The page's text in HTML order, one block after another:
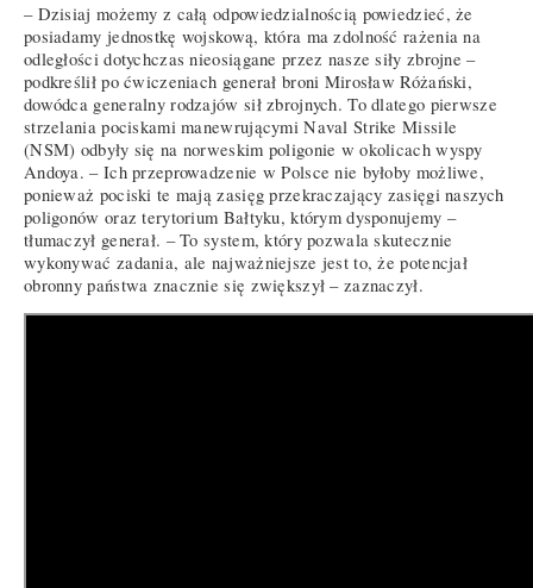
– Dzisiaj możemy z całą odpowiedzialnością powiedzieć, że
posiadamy jednostkę wojskową, która ma zdolność rażenia na
odległości dotychczas nieosiągane przez nasze siły zbrojne –
podkreślił po ćwiczeniach generał broni Mirosław Różański,
dowódca generalny rodzajów sił zbrojnych. To dlatego pierwsze
strzelania pociskami manewrującymi Naval Strike Missile
(NSM) odbyły się na norweskim poligonie w okolicach wyspy
Andoya. – Ich przeprowadzenie w Polsce nie byłoby możliwe,
ponieważ pociski te mają zasięg przekraczający zasięgi naszych
poligonów oraz terytorium Bałtyku, którym dysponujemy –
tłumaczył generał. – To system, który pozwala skutecznie
wykonywać zadania, ale najważniejsze jest to, że potencjał
obronny państwa znacznie się zwiększył – zaznaczył.